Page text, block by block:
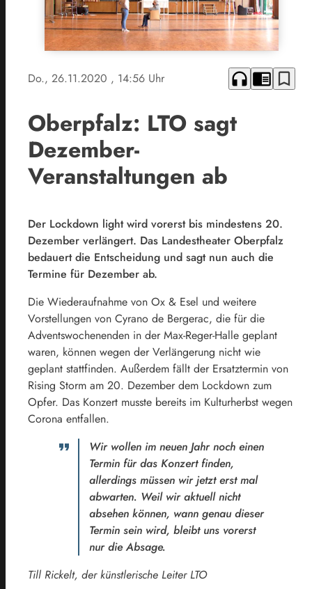
Do., 26.11.2020 , 14:56 Uhr headphones chrome_reader_mode bookmark_border
Oberpfalz: LTO sagt
Dezember-
Veranstaltungen ab
Der Lockdown light wird vorerst bis mindestens 20.
Dezember verlängert. Das Landestheater Oberpfalz
bedauert die Entscheidung und sagt nun auch die
Termine für Dezember ab.
Die Wiederaufnahme von Ox & Esel und weitere
Vorstellungen von Cyrano de Bergerac, die für die
Adventswochenenden in der Max-Reger-Halle geplant
waren, können wegen der Verlängerung nicht wie
geplant stattfinden. Außerdem fällt der Ersatztermin von
Rising Storm am 20. Dezember dem Lockdown zum
Opfer. Das Konzert musste bereits im Kulturherbst wegen
Corona entfallen.
Wir wollen im neuen Jahr noch einen
Termin für das Konzert finden,
allerdings müssen wir jetzt erst mal
abwarten. Weil wir aktuell nicht
absehen können, wann genau dieser
Termin sein wird, bleibt uns vorerst
nur die Absage.
Till Rickelt, der künstlerische Leiter LTO